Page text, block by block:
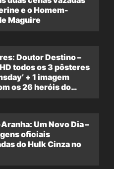
e o Homem-
Maguire
Doutor Destino –
todos os 3 pôsteres
+ 1 imagem
os 26 heróis do
Um Novo Dia –
oficiais
do Hulk Cinza no